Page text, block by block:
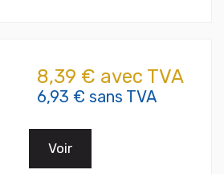
8,39 € avec TVA
6,93 € sans TVA
Voir